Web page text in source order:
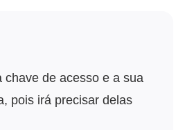
chave de acesso e a sua
pois irá precisar delas